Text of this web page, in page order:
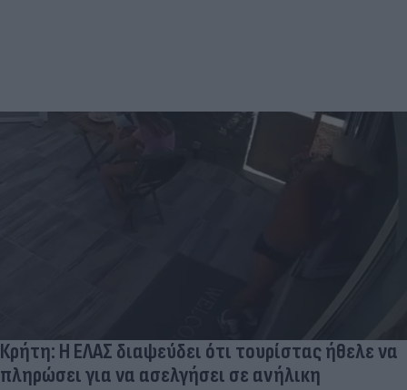
Κρήτη: Η ΕΛΑΣ διαψεύδει ότι τουρίστας ήθελε να
πληρώσει για να ασελγήσει σε ανήλικη